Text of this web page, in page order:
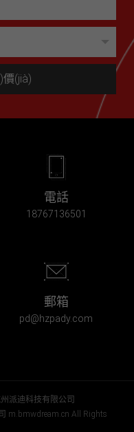
(jià)
電話
18767136501
郵箱
pd@hzpady.com
派迪科技有限公司
m.bmwdream.cn All Rights